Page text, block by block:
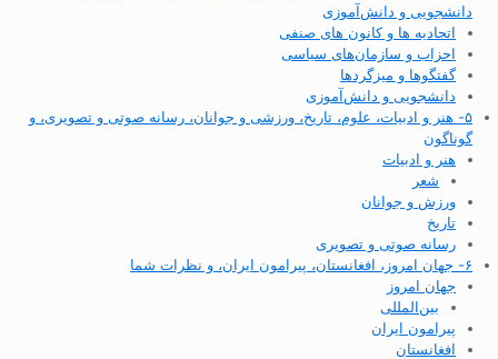
دانشجویی و دانش‌آموزی
اتحادیه ها و کانون های صنفی
احزاب و سازمان‌های سیاسی
گفتگوها و میزگردها
دانشجویی و دانش‌آموزی
۵- هنر و ادبیات، علوم، تاریخ، ورزشی و جوانان، رسانه صوتی و تصویری، و
گوناگون
هنر و ادبیات
شعر
ورزش و جوانان
تاریخ
رسانه صوتی و تصویری
۶- جهان امروز، افغانستان، پیرامون ایران، و نظرات شما
جهان امروز
بین‌المللی
پیرامون ایران
افغانستان